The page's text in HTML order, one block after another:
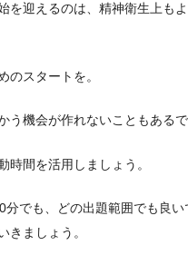
を迎えるのは、精神衛生上も
のスタートを。
う機会が作れないこともあるで
時間を活用しましょう。
分でも、どの出題範囲でも良い
きましょう。